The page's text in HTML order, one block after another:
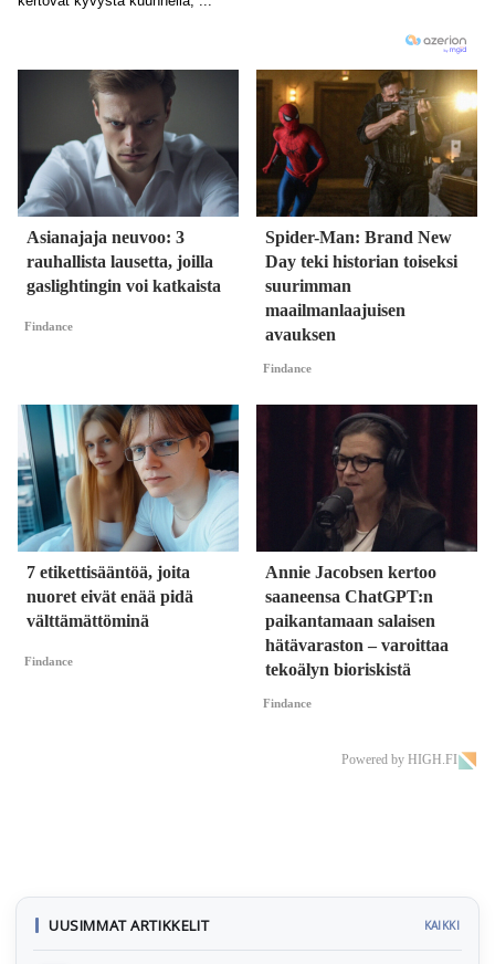
Asianajaja neuvoo: 3
rauhallista lausetta, joilla
gaslightingin voi katkaista
Findance
Spider-Man: Brand New
Day teki historian toiseksi
suurimman
maailmanlaajuisen
avauksen
Findance
7 etikettisääntöä, joita
nuoret eivät enää pidä
välttämättöminä
Findance
Annie Jacobsen kertoo
saaneensa ChatGPT:n
paikantamaan salaisen
hätävaraston – varoittaa
tekoälyn bioriskistä
Findance
Powered by HIGH.FI
UUSIMMAT ARTIKKELIT KAIKKI